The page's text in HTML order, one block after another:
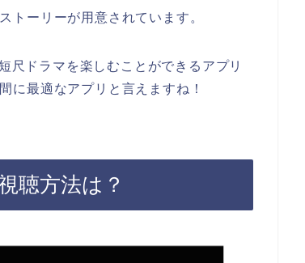
トーリーが用意されています。
尺ドラマを楽しむことができるアプリ
に最適なアプリと言えますね！
聴方法は？